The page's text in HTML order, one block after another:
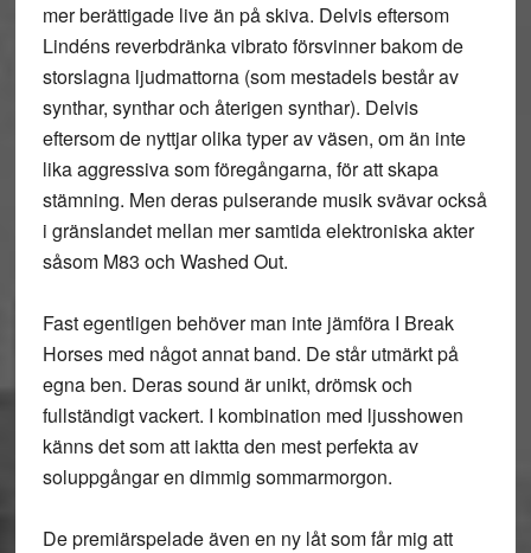
mer berättigade live än på skiva. Delvis eftersom
Lindéns reverbdränka vibrato försvinner bakom de
storslagna ljudmattorna (som mestadels består av
synthar, synthar och återigen synthar). Delvis
eftersom de nyttjar olika typer av väsen, om än inte
lika aggressiva som föregångarna, för att skapa
stämning. Men deras pulserande musik svävar också
i gränslandet mellan mer samtida elektroniska akter
såsom M83 och Washed Out.
Fast egentligen behöver man inte jämföra I Break
Horses med något annat band. De står utmärkt på
egna ben. Deras sound är unikt, drömsk och
fullständigt vackert. I kombination med ljusshowen
känns det som att iaktta den mest perfekta av
soluppgångar en dimmig sommarmorgon.
De premiärspelade även en ny låt som får mig att